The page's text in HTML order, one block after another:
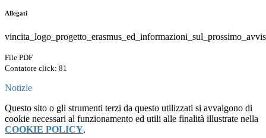
Allegati
File PDF
Contatore click: 81
Notizie
Questo sito o gli strumenti terzi da questo utilizzati si avvalgono di
cookie necessari al funzionamento ed utili alle finalità illustrate nella
COOKIE POLICY.